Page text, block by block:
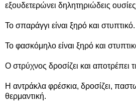
εξουδετερώνει δηλητηριώδεις
Το σπαράγγι είναι ξηρό και στυπτικό.
Το φασκόμηλο είναι ξηρό και
Ο στρύχνος δροσίζει και αποτρέπει
Η αντράκλα φρέσκια, δροσίζει,
θερμαντική.